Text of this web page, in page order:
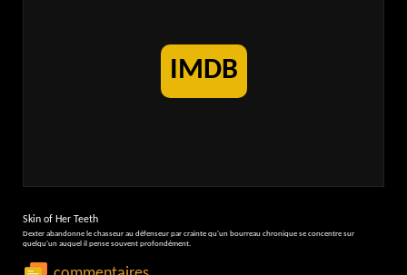
IMDB
Skin of Her Teeth
Dexter abandonne le chasseur au défenseur par crainte qu'un bourreau chronique se concentre sur
quelqu'un auquel il pense souvent profondément.